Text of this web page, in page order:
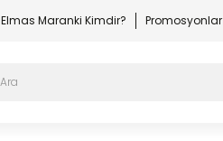
Elmas Maranki Kimdir? Promosyonlar